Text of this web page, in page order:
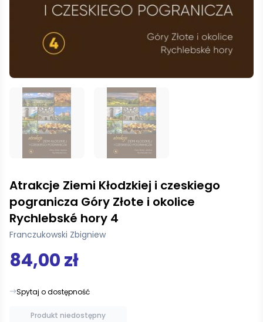
Atrakcje Ziemi Kłodzkiej i czeskiego
pogranicza Góry Złote i okolice
Rychlebské hory 4
Franczukowski Zbigniew
84,00 zł
Spytaj o dostępność
Produkt niedostępny